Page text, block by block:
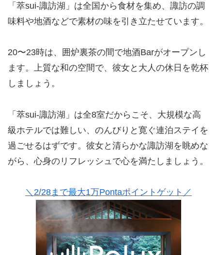
「萃sui-諏訪湖」は全国から食材を集め、諏訪の調
味料や地酒などで素材の味を引き立たせています。
20〜23時は、囲炉裏茶の間で地酒Barがオープンし
ます。上質な和の空間で、彼女と大人の休日を乾杯
しましょう。
「萃sui-諏訪湖」は全8室だからこそ、大規模な高
級ホテルでは難しい、のんびりと寛ぐ連泊ステイを
過ごせるはずです。彼女と清らかな諏訪湖を眺めな
がら、心身のリフレッシュで心を満たしましょう。
＼2/28まで最大1万Pontaポイントゲット／